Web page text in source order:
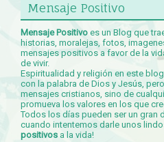
Mensaje Positivo
Mensaje Positivo es un Blog que
historias, moralejas, fotos,
mensajes positivos a favor de la
de vivir.
Espiritualidad y religión en este
con la palabra de Dios y Jesús,
mensajes cristianos, sino de
promueva los valores en los que
Todos los días pueden ser un gran
cuando intentemos darle unos
positivos a la vida!